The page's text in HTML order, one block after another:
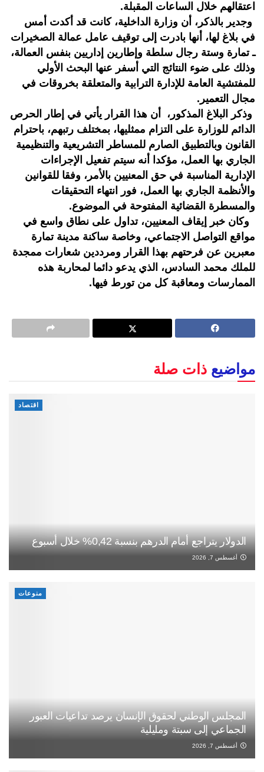
اعتقالهم خلال الساعات المقبلة.
وجدير بالذكر، أن وزارة الداخلية، كانت قد أكدت أمس
في بلاغ لها، أنها بادرت إلى توقيف عامل عمالة الصخيرات
ـ تمارة وستة رجال سلطة وإطارين إداريين بنفس العمالة،
وذلك على ضوء النتائج التي أسفر عنها البحث الأولي
للمفتشية العامة للإدارة الترابية والمتعلقة بخروقات في
مجال التعمير.
وذكر البلاغ المذكور، أن هذا القرار يأتي في إطار الحرص
الدائم للوزارة على التزام ممثليها، بمختلف رتبهم، باحترام
القانون وبالتطبيق الصارم للمساطر التشريعية والتنظيمية
الجاري بها العمل، مؤكدا أنه سيتم تفعيل الإجراءات
الإدارية المناسبة في حق المعنيين بالأمر، وفقا للقوانين
والأنظمة الجاري بها العمل، فور انتهاء التحقيقات
والمسطرة القضائية المفتوحة في الموضوع.
وكان خبر إيقاف المعنيين، تداول على نطاق واسع في
مواقع التواصل الاجتماعي، وخاصة ساكنة مدينة تمارة
معبرين عن فرحتهم بهذا القرار ومرددين شعارات ممجدة
للملك محمد السادس، الذي يدعو دائما لمحاربة هذه
الممارسات ومعاقبة كل من تورط فيها.
مواضيع ذات صلة
اقتصاد
الدولار يتراجع أمام الدرهم بنسبة 0,42% خلال أسبوع
أغسطس 7, 2026
منوعات
المجلس الوطني لحقوق الإنسان يرصد تداعيات العبور
الجماعي إلى سبتة ومليلية
أغسطس 7, 2026